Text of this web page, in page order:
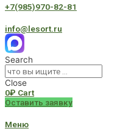
+7(985)970-82-81
info@lesort.ru
Search
Close
0₽ Cart
Оставить заявку
Меню